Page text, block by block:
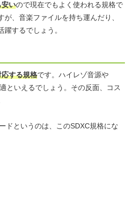
安いので現在でもよく使われる規格で
、音楽ファイルを持ち運んだり、
するでしょう。
する規格です。ハイレゾ音源や
といえるでしょう。その反面、コス
ドというのは、このSDXC規格にな